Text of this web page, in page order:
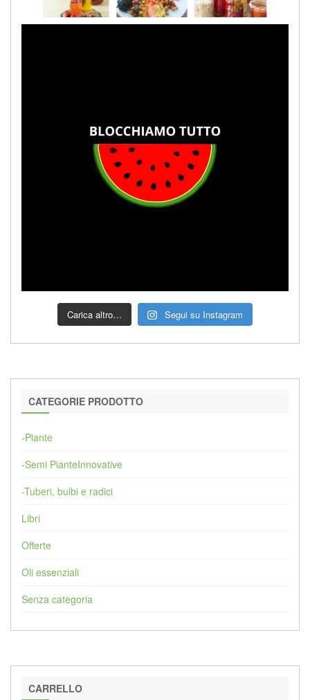
Carica altro… Segui su Instagram
CATEGORIE PRODOTTO
-Piante
-Semi PianteInnovative
-Tuberi, bulbi e radici
Libri
Offerte
Oli essenziali
Senza categoria
CARRELLO